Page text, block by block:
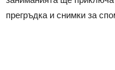
прегръдка и снимки за